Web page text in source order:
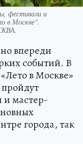
фестивали и
в Москве".
впереди
событий. В
в Москве»
и мастер-
города, так